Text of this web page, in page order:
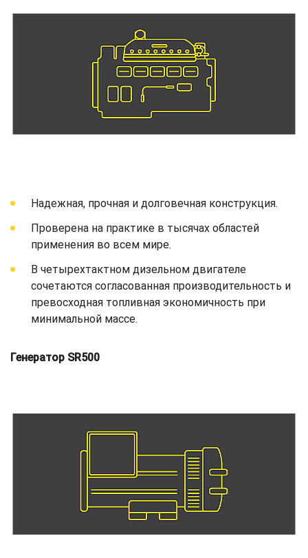
Надежная, прочная и долговечная конструкция.
Проверена на практике в тысячах областей
применения во всем мире.
В четырехтактном дизельном двигателе
сочетаются согласованная производительность и
превосходная топливная экономичность при
минимальной массе.
Генератор SR500